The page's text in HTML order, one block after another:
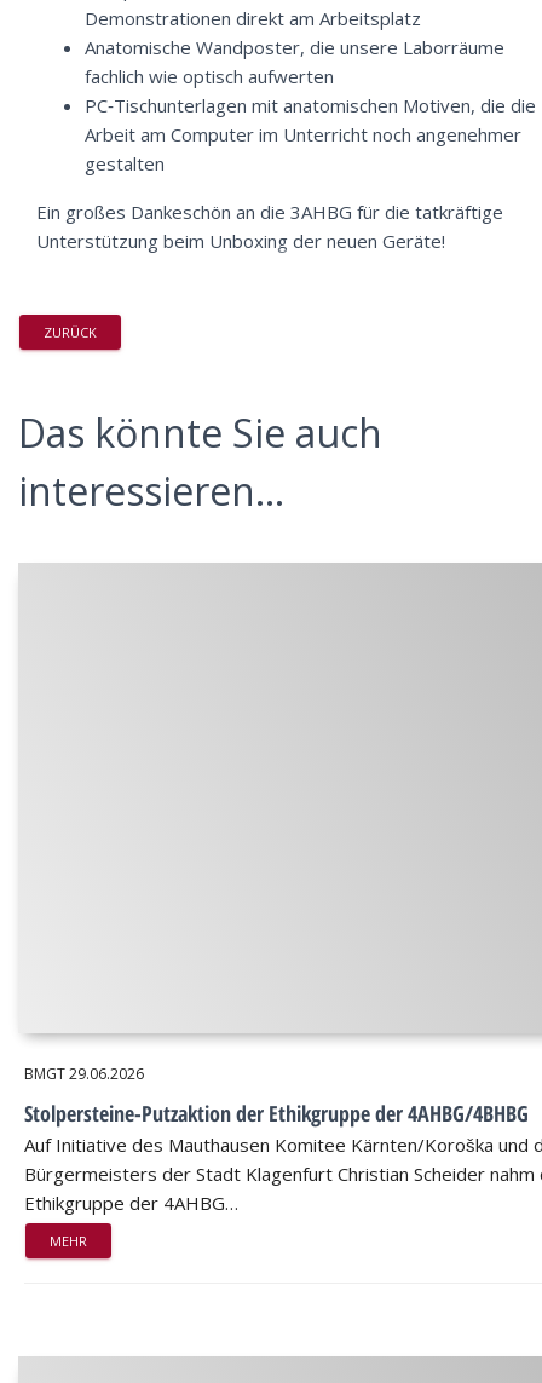
Demonstrationen direkt am Arbeitsplatz
Anatomische Wandposter, die unsere Laborräume
fachlich wie optisch aufwerten
PC‑Tischunterlagen mit anatomischen Motiven, die die
Arbeit am Computer im Unterricht noch angenehmer
gestalten
Ein großes Dankeschön an die 3AHBG für die tatkräftige
Unterstützung beim Unboxing der neuen Geräte!
ZURÜCK
Das könnte Sie auch
interessieren...
BMGT29.06.2026
Stolpersteine-Putzaktion der Ethikgruppe der 4AHBG/4BHBG
Auf Initiative des Mauthausen Komitee Kärnten/Koroška und
Bürgermeisters der Stadt Klagenfurt Christian Scheider nahm
Ethikgruppe der 4AHBG…
MEHR